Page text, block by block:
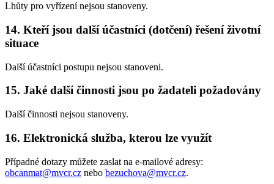
Lhůty pro vyřízení nejsou stanoveny.
14. Kteří jsou další účastníci (dotčení) řešení životní
situace
Další účastníci postupu nejsou stanoveni.
15. Jaké další činnosti jsou po žadateli požadovány
Další činnosti nejsou stanoveny.
16. Elektronická služba, kterou lze využít
Případné dotazy můžete zaslat na e-mailové adresy:
obcanmat@mvcr.cz nebo bezuchova@mvcr.cz.